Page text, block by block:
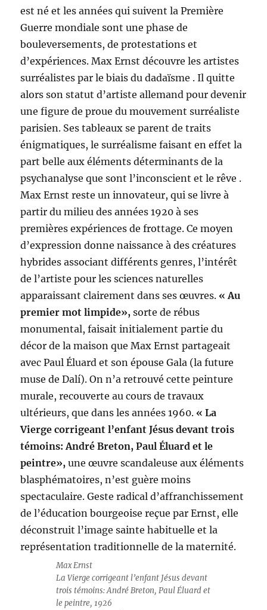
est né et les années qui suivent la Première
Guerre mondiale sont une phase de
bouleversements, de protestations et
d’expériences. Max Ernst découvre les artistes
surréalistes par le biais du dadaïsme . Il quitte
alors son statut d’artiste allemand pour devenir
une figure de proue du mouvement surréaliste
parisien. Ses tableaux se parent de traits
énigmatiques, le surréalisme faisant en effet la
part belle aux éléments déterminants de la
psychanalyse que sont l’inconscient et le rêve .
Max Ernst reste un innovateur, qui se livre à
partir du milieu des années 1920 à ses
premières expériences de frottage. Ce moyen
d’expression donne naissance à des créatures
hybrides associant différents genres, l’intérêt
de l’artiste pour les sciences naturelles
apparaissant clairement dans ses œuvres. « Au
premier mot limpide», sorte de rébus
monumental, faisait initialement partie du
décor de la maison que Max Ernst partageait
avec Paul Éluard et son épouse Gala (la future
muse de Dalí). On n’a retrouvé cette peinture
murale, recouverte au cours de travaux
ultérieurs, que dans les années 1960. « La
Vierge corrigeant l’enfant Jésus devant trois
témoins: André Breton, Paul Éluard et le
peintre», une œuvre scandaleuse aux éléments
blasphématoires, n’est guère moins
spectaculaire. Geste radical d’affranchissement
de l’éducation bourgeoise reçue par Ernst, elle
déconstruit l’image sainte habituelle et la
représentation traditionnelle de la maternité.
Max Ernst
La Vierge corrigeant l’enfant Jésus devant
trois témoins: André Breton, Paul Éluard et
le peintre, 1926